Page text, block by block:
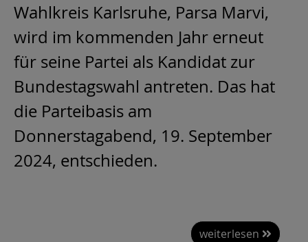
Wahlkreis Karlsruhe, Parsa Marvi,
wird im kommenden Jahr erneut
für seine Partei als Kandidat zur
Bundestagswahl antreten. Das hat
die Parteibasis am
Donnerstagabend, 19. September
2024, entschieden.
weiterlesen